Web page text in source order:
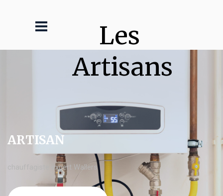
Les
Artisans
ARTISAN
chauffagiste expert Wallers